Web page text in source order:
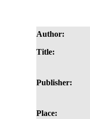
Author:
Title:
Publisher:
Place: